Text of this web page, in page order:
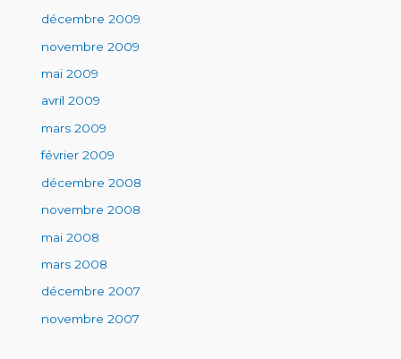
décembre 2009
novembre 2009
mai 2009
avril 2009
mars 2009
février 2009
décembre 2008
novembre 2008
mai 2008
mars 2008
décembre 2007
novembre 2007